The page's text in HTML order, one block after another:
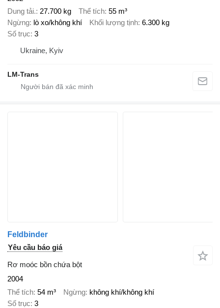
Dung tải. 27.700 kg Thể tích 55 m³
Ngừng lò xo/không khí Khối lượng tịnh 6.300 kg
Số trục 3
Ukraine, Kyiv
LM-Trans
Feldbinder
Yêu cầu báo giá
Rơ moóc bồn chứa bột
2004
Thể tích 54 m³ Ngừng không khí/không khí
Số trục 3